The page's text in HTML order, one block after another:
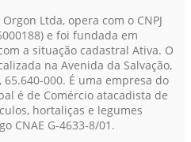
Ltda, opera com o CNPJ
e foi fundada em
a situação cadastral Ativa. O
na Avenida da Salvação,
000. É uma empresa do
é de Comércio atacadista de
hortaliças e legumes
CNAE G-4633-8/01.